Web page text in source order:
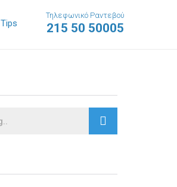
Tips
Τηλεφωνικό Ραντεβού
215 50 50005
Search